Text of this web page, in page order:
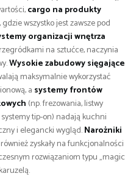
cargo na produkty
, gdzie wszystko jest zawsze pod
organizacji wnętrza
na sztućce, naczynia
Wysokie zabudowy sięgające
maksymalnie wykorzystać
a systemy frontów
(np. frezowania, listwy
tip-on) nadają kuchni
i elegancki wygląd.Narożniki
również zyskały na funkcjonalności
rozwiązaniom typu „magic